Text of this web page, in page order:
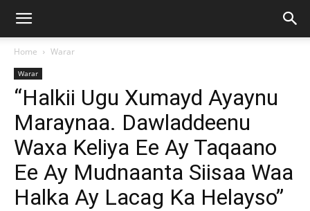
Home Warar
Warar
“Halkii Ugu Xumayd Ayaynu
Maraynaa. Dawladdeenu
Waxa Keliya Ee Ay Taqaano
Ee Ay Mudnaanta Siisaa Waa
Halka Ay Lacag Ka Helayso”